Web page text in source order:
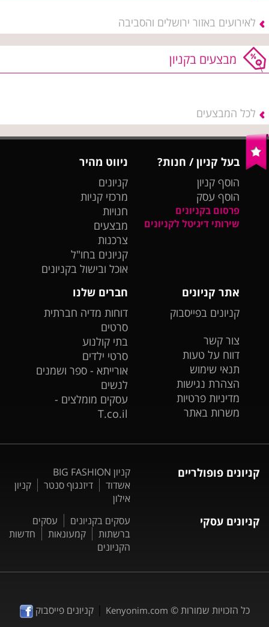
לאירועים באזור ירושלים והסביבה
מבצעים בקניון
לכל המבצעים
בעל קניון / חנות?
הוסף קניון
הוסף עסק
פרסום בקניונים
שירותי דיגיטל לקניונים
ניווט מהיר
קניונים
מרכזי קניות
חנויות
מבצעים
צרכנות
קניונים בחו"ל
אוכל ובישול בקניונים
אתר קניונים
קניונים בפייסבוק
צור קשר
דווח על טעות
תנאי שימוש
הצהרת נגישות
מדיניות פרטיות
משרות באתר
חברים שלנו
דוחות מדיה חברתית
סרטים
בתי קולנוע
סרטי ילדים
אורייתא - ספר ושמנים
לנשים
עסקים מומלצים -
T.co.il
קניונים פופולריים
קניון BIG FASHION
אשדוד
דיזנגוף סנטר
קניון
אילון
קניונים עסקי עסקים בקניונים
עסקים
ברשתות
קמעונאות
חדשות
הקניונים
כל הזכויות שמורות © Kenyonim.com
|קניונים פייסבוק